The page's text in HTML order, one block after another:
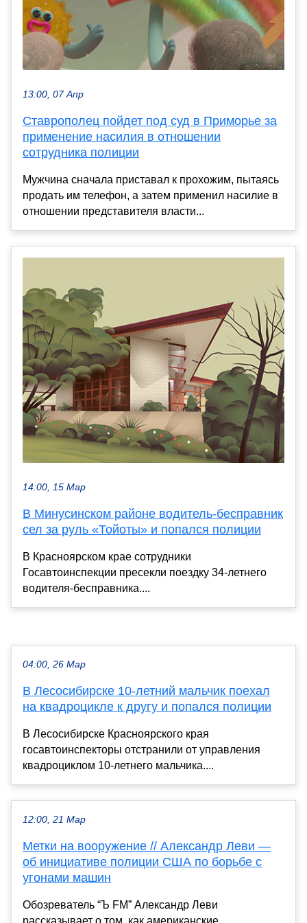
13:00, 07 Апр
Ставрополец пойдет под суд в Приморье за
применение насилия в отношении
сотрудника полиции
Мужчина сначала приставал к прохожим, пытаясь
продать им телефон, а затем применил насилие в
отношении представителя власти...
14:00, 15 Мар
В Минусинском районе водитель-бесправник
сел за руль «Тойоты» и попался полиции
В Красноярском крае сотрудники
Госавтоинспекции пресекли поездку 34-летнего
водителя-бесправника....
04:00, 26 Мар
В Лесосибирске 10-летний мальчик поехал
на квадроцикле к другу и попался полиции
В Лесосибирске Красноярского края
госавтоинспекторы отстранили от управления
квадроциклом 10-летнего мальчика....
12:00, 21 Мар
Метки на вооружение // Александр Леви —
об инициативе полиции США по борьбе с
угонами машин
Обозреватель “Ъ FM” Александр Леви
рассказывает о том, как американские